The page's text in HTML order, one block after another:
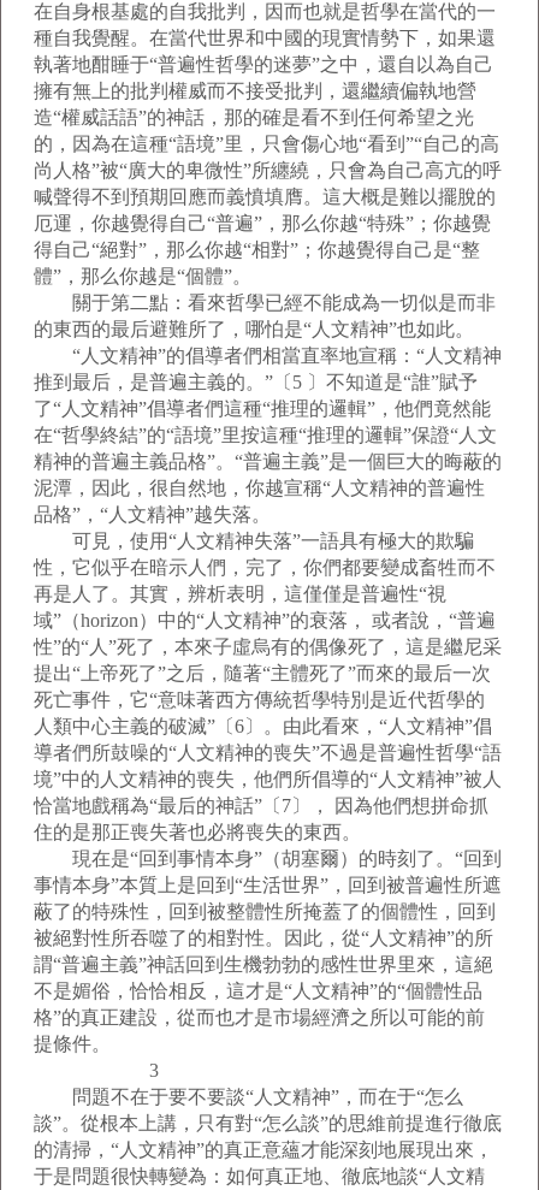
在自身根基處的自我批判，因而也就是哲學在當代的一
種自我覺醒。在當代世界和中國的現實情勢下，如果還
執著地酣睡于“普遍性哲學的迷夢”之中，還自以為自己
擁有無上的批判權威而不接受批判，還繼續偏執地營
造“權威話語”的神話，那的確是看不到任何希望之光
的，因為在這種“語境”里，只會傷心地“看到”“自己的高
尚人格”被“廣大的卑微性”所纏繞，只會為自己高亢的呼
喊聲得不到預期回應而義憤填膺。這大概是難以擺脫的
厄運，你越覺得自己“普遍”，那么你越“特殊”；你越覺
得自己“絕對”，那么你越“相對”；你越覺得自己是“整
體”，那么你越是“個體”。
關于第二點：看來哲學已經不能成為一切似是而非
的東西的最后避難所了，哪怕是“人文精神”也如此。
“人文精神”的倡導者們相當直率地宣稱：“人文精神
推到最后，是普遍主義的。”〔5 〕不知道是“誰”賦予
了“人文精神”倡導者們這種“推理的邏輯”，他們竟然能
在“哲學終結”的“語境”里按這種“推理的邏輯”保證“人文
精神的普遍主義品格”。“普遍主義”是一個巨大的晦蔽的
泥潭，因此，很自然地，你越宣稱“人文精神的普遍性
品格”，“人文精神”越失落。
可見，使用“人文精神失落”一語具有極大的欺騙
性，它似乎在暗示人們，完了，你們都要變成畜牲而不
再是人了。其實，辨析表明，這僅僅是普遍性“視
域”（horizon）中的“人文精神”的衰落， 或者說，“普遍
性”的“人”死了，本來子虛烏有的偶像死了，這是繼尼采
提出“上帝死了”之后，隨著“主體死了”而來的最后一次
死亡事件，它“意味著西方傳統哲學特別是近代哲學的
人類中心主義的破滅”〔6〕。由此看來，“人文精神”倡
導者們所鼓噪的“人文精神的喪失”不過是普遍性哲學“語
境”中的人文精神的喪失，他們所倡導的“人文精神”被人
恰當地戲稱為“最后的神話”〔7〕， 因為他們想拼命抓
住的是那正喪失著也必將喪失的東西。
現在是“回到事情本身”（胡塞爾）的時刻了。“回到
事情本身”本質上是回到“生活世界”，回到被普遍性所遮
蔽了的特殊性，回到被整體性所掩蓋了的個體性，回到
被絕對性所吞噬了的相對性。因此，從“人文精神”的所
謂“普遍主義”神話回到生機勃勃的感性世界里來，這絕
不是媚俗，恰恰相反，這才是“人文精神”的“個體性品
格”的真正建設，從而也才是市場經濟之所以可能的前
提條件。
3
問題不在于要不要談“人文精神”，而在于“怎么
談”。從根本上講，只有對“怎么談”的思維前提進行徹底
的清掃，“人文精神”的真正意蘊才能深刻地展現出來，
于是問題很快轉變為：如何真正地、徹底地談“人文精